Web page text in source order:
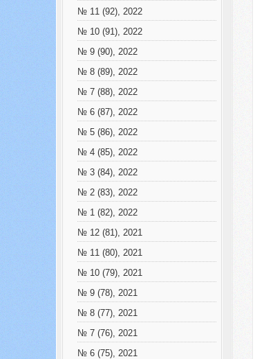
№ 11 (92), 2022
№ 10 (91), 2022
№ 9 (90), 2022
№ 8 (89), 2022
№ 7 (88), 2022
№ 6 (87), 2022
№ 5 (86), 2022
№ 4 (85), 2022
№ 3 (84), 2022
№ 2 (83), 2022
№ 1 (82), 2022
№ 12 (81), 2021
№ 11 (80), 2021
№ 10 (79), 2021
№ 9 (78), 2021
№ 8 (77), 2021
№ 7 (76), 2021
№ 6 (75), 2021